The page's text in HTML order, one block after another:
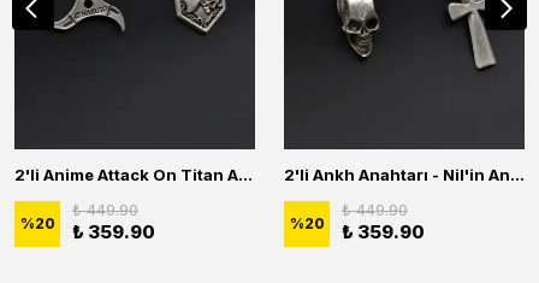
2'li Anime Attack On Titan Acrylic Maria Anime Naruto Erkek Kadın Kolye Seti
%20
₺ 449.90
₺ 359.90
2'li Ankh Anahtarı - Nil'in Anahtarı - Kuru Kafa Erkek Kadın Kolye Seti
%20
₺ 449.90
₺ 359.90